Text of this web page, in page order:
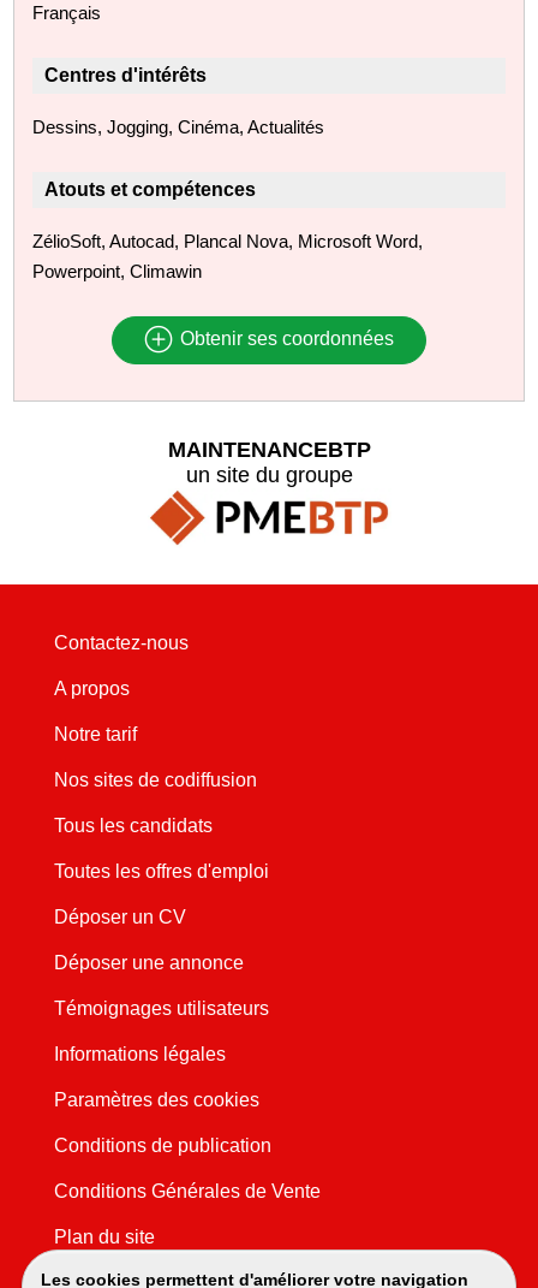
Français
Centres d'intérêts
Dessins, Jogging, Cinéma, Actualités
Atouts et compétences
ZélioSoft, Autocad, Plancal Nova, Microsoft Word,
Powerpoint, Climawin
Obtenir ses coordonnées
Les cookies permettent d'améliorer votre navigation
MAINTENANCEBTP
un site du groupe
Contactez-nous
A propos
Notre tarif
Nos sites de codiffusion
Tous les candidats
Toutes les offres d'emploi
Déposer un CV
Déposer une annonce
Témoignages utilisateurs
Informations légales
Paramètres des cookies
Conditions de publication
Conditions Générales de Vente
Plan du site